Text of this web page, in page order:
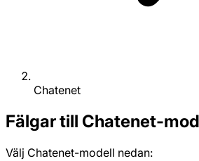
Chatenet
Fälgar till Chatenet-
Välj Chatenet-modell nedan: